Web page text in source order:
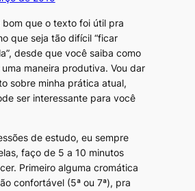
bom que o texto foi útil pra
que seja tão difícil “ficar
desde que você saiba como
maneira produtiva. Vou dar
sobre minha prática atual,
ser interessante para você
de estudo, eu sempre
faço de 5 a 10 minutos
Primeiro alguma cromática
confortável (5ª ou 7ª), pra